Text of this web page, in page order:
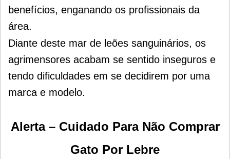
benefícios, enganando os profissionais da
área.
Diante deste mar de leões sanguinários, os
agrimensores acabam se sentido inseguros e
tendo dificuldades em se decidirem por uma
marca e modelo.
Alerta – Cuidado Para Não Comprar
Gato Por Lebre